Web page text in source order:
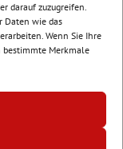
darauf zuzugreifen.
Daten wie das
Wenn Sie Ihre
bestimmte Merkmale